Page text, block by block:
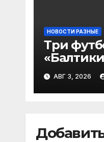
НОВОСТИ РАЗНЫЕ
Три
сборную
МАТЧ
АВГ 3, 2026